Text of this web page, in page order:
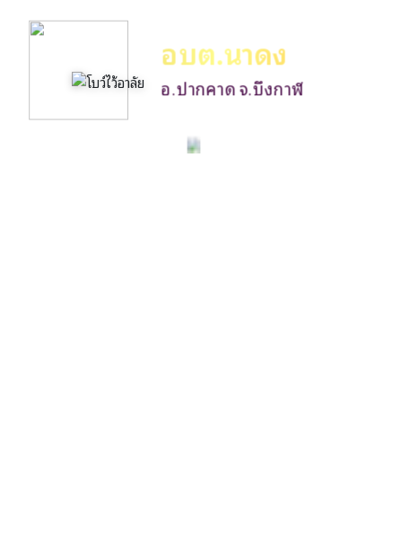
อบต.นาดง
อ.ปากคาด จ.บึงกาฬ